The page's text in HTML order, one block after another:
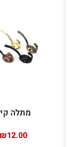
מתלה
₪12.00